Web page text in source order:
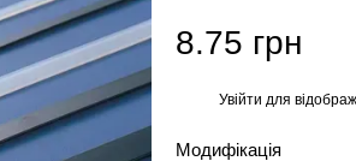
8.75 грн
Увійти для
Модифікація